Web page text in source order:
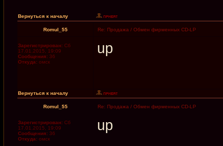
Вернуться к началу
Romul_55 Re: Продажа / Обмен фирменных CD-LP
Зарегистрирован: Сб
17.01.2015, 19:09
Сообщения: 36
Откуда: омск
up
Вернуться к началу
Romul_55 Re: Продажа / Обмен фирменных CD-LP
Зарегистрирован: Сб
17.01.2015, 19:09
Сообщения: 36
Откуда: омск
up